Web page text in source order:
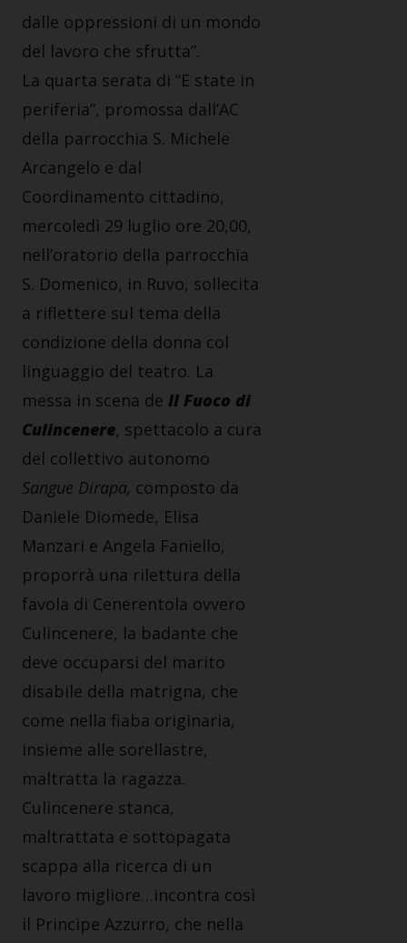
dalle oppressioni di un mondo
del lavoro che sfrutta”.
La quarta serata di “E state in
periferia”, promossa dall’AC
della parrocchia S. Michele
Arcangelo e dal
Coordinamento cittadino,
mercoledì 29 luglio ore 20,00,
nell’oratorio della parrocchia
S. Domenico, in Ruvo, sollecita
a riflettere sul tema della
condizione della donna col
linguaggio del teatro. La
messa in scena de Il Fuoco di
Culincenere, spettacolo a cura
del collettivo autonomo
Sangue Dirapa, composto da
Daniele Diomede, Elisa
Manzari e Angela Faniello,
proporrà una rilettura della
favola di Cenerentola ovvero
Culincenere, la badante che
deve occuparsi del marito
disabile della matrigna, che
come nella fiaba originaria,
insieme alle sorellastre,
maltratta la ragazza.
Culincenere stanca,
maltrattata e sottopagata
scappa alla ricerca di un
lavoro migliore…incontra così
il Principe Azzurro, che nella